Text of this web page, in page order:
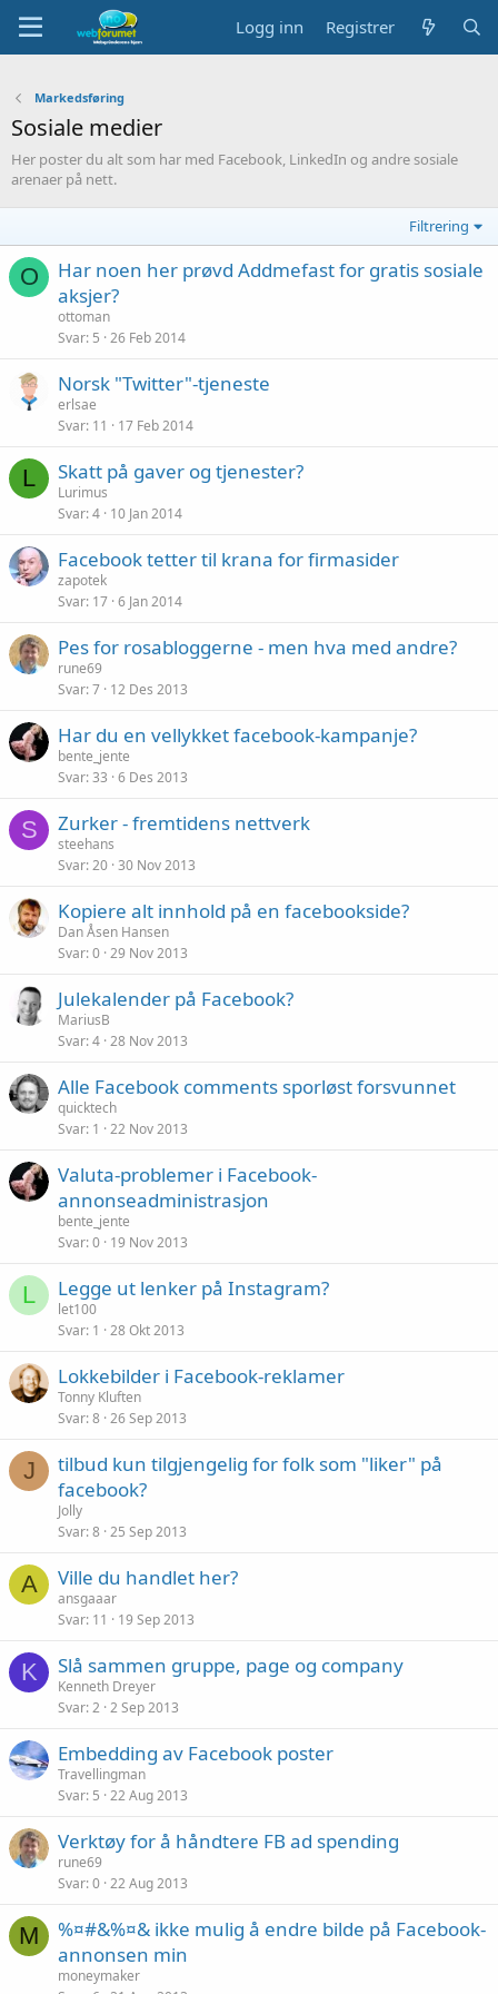
Logg inn Registrer
Markedsføring
Sosiale medier
Her poster du alt som har med Facebook, LinkedIn og andre sosiale
arenaer på nett.
Filtrering
O
Har noen her prøvd Addmefast for gratis sosiale
aksjer?
ottoman
Svar 5 26 Feb 2014
Norsk "Twitter"-tjeneste
erlsae
Svar 11 17 Feb 2014
L Skatt på gaver og tjenester?
Lurimus
Svar 4 10 Jan 2014
Facebook tetter til krana for firmasider
zapotek
Svar 17 6 Jan 2014
Pes for rosabloggerne - men hva med andre?
rune69
Svar 7 12 Des 2013
Har du en vellykket facebook-kampanje?
bente_jente
Svar 33 6 Des 2013
S Zurker - fremtidens nettverk
steehans
Svar 20 30 Nov 2013
Kopiere alt innhold på en facebookside?
Dan Åsen Hansen
Svar 0 29 Nov 2013
Julekalender på Facebook?
MariusB
Svar 4 28 Nov 2013
Alle Facebook comments sporløst forsvunnet
quicktech
Svar 1 22 Nov 2013
Valuta-problemer i Facebook-
annonseadministrasjon
bente_jente
Svar 0 19 Nov 2013
L Legge ut lenker på Instagram?
let100
Svar 1 28 Okt 2013
Lokkebilder i Facebook-reklamer
Tonny Kluften
Svar 8 26 Sep 2013
J
tilbud kun tilgjengelig for folk som "liker" på
facebook?
Jolly
Svar 8 25 Sep 2013
A Ville du handlet her?
ansgaaar
Svar 11 19 Sep 2013
K Slå sammen gruppe, page og company
Kenneth Dreyer
Svar 2 2 Sep 2013
Embedding av Facebook poster
Travellingman
Svar 5 22 Aug 2013
Verktøy for å håndtere FB ad spending
rune69
Svar 0 22 Aug 2013
M
%¤#&%¤& ikke mulig å endre bilde på Facebook-
annonsen min
moneymaker